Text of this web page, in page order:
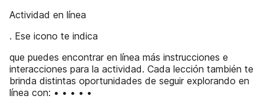
Actividad en línea
. Ese icono te indica
que puedes encontrar en línea más instrucciones e
interacciones para la actividad. Cada lección también te
brinda distintas oportunidades de seguir explorando en
línea con: • • • • •